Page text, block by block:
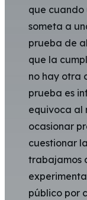
que cuando
someta a
prueba de
que la
no hay otra
prueba es
equivoca al
ocasionar
cuestionar
trabajamos
público por